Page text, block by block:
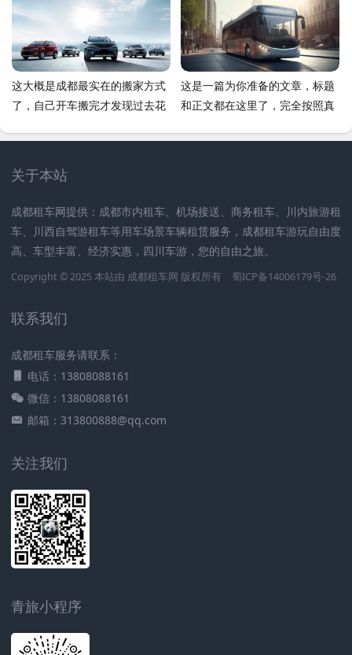
这大概是成都最实在的搬家方式
了，自己开车搬完才发现过去花
这是一篇为你准备的文章，标题
和正文都在这里了，完全按照真
有那种冷冰冰的机器感，诚意满
关于本站
成都租车网提供：成都市内租车、机场接送、商务租车、川内旅游租
车、川西自驾游租车等用车场景车辆租赁服务，成都租车游玩自由度
高、车型丰富、经济实惠，四川车游，您的自由之旅。
Copyright © 2025 本站由 成都租车网 版权所有 蜀ICP备14006179号-26
联系我们
成都租车服务请联系：
电话：13808088161
微信：13808088161
邮箱：313800888@qq.com
关注我们
青旅小程序